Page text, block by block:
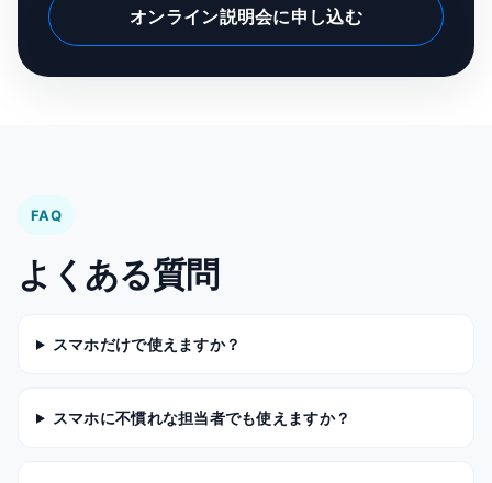
オンライン説明会に申し込む
FAQ
よくある質問
スマホだけで使えますか？
スマホに不慣れな担当者でも使えますか？